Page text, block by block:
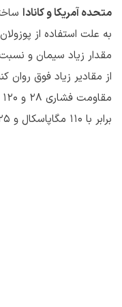
متحده آمریکا و کانادا
به علت استفاده از
مقدار زیاد سیمان و
از مقادیر زیاد فوق روان
برابر با ۱۱۰ مگاپاسکال و 125 مگاپاسکال بوده است.